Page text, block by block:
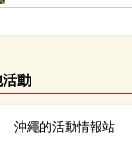
動
沖繩的活動情報站